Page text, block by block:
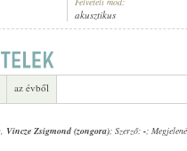
EGYÜTTES
akusztikus
az évből
, Vincze Zsigmond (zongora); Szerző: -;